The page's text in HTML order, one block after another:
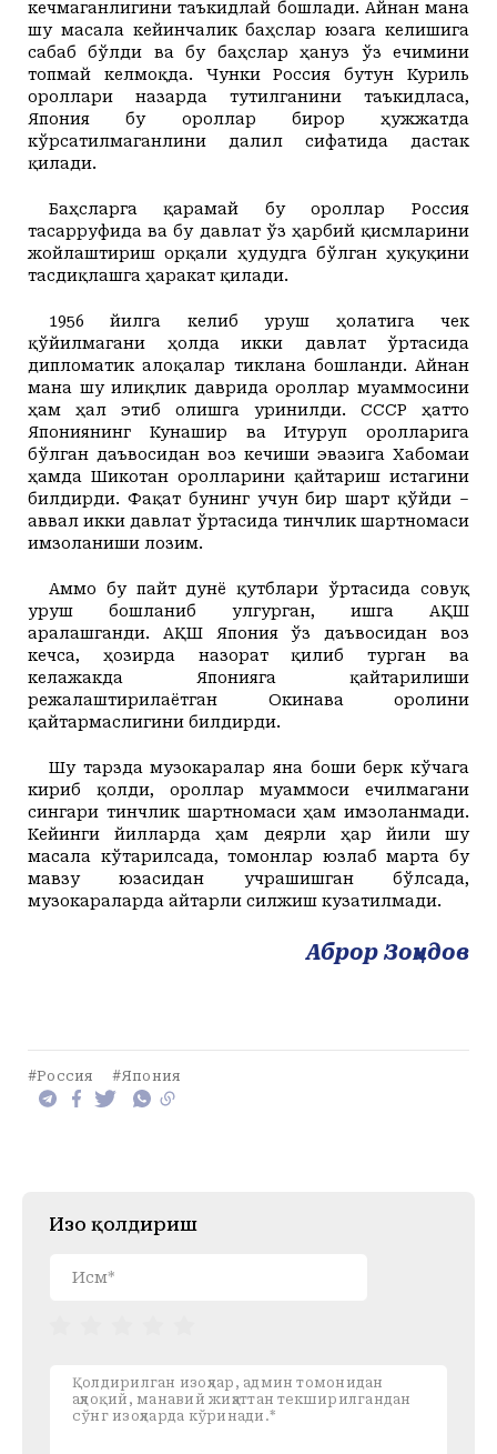
кечмаганлигини таъкидлай бошлади. Айнан мана
шу масала кейинчалик баҳслар юзага келишига
сабаб бўлди ва бу баҳслар ҳануз ўз ечимини
топмай келмоқда. Чунки Россия бутун Куриль
ороллари назарда тутилганини таъкидласа,
Япония бу ороллар бирор ҳужжатда
кўрсатилмаганлини далил сифатида дастак
қилади.
Баҳсларга қарамай бу ороллар Россия
тасарруфида ва бу давлат ўз ҳарбий қисмларини
жойлаштириш орқали ҳудудга бўлган ҳуқуқини
тасдиқлашга ҳаракат қилади.
1956 йилга келиб уруш ҳолатига чек
қўйилмагани ҳолда икки давлат ўртасида
дипломатик алоқалар тиклана бошланди. Айнан
мана шу илиқлик даврида ороллар муаммосини
ҳам ҳал этиб олишга уринилди. СССР ҳатто
Япониянинг Кунашир ва Итуруп оролларига
бўлган даъвосидан воз кечиши эвазига Хабомаи
ҳамда Шикотан оролларини қайтариш истагини
билдирди. Фақат бунинг учун бир шарт қўйди –
аввал икки давлат ўртасида тинчлик шартномаси
имзоланиши лозим.
Аммо бу пайт дунё қутблари ўртасида совуқ
уруш бошланиб улгурган, ишга АҚШ
аралашганди. АҚШ Япония ўз даъвосидан воз
кечса, ҳозирда назорат қилиб турган ва
келажакда Японияга қайтарилиши
режалаштирилаётган Окинава оролини
қайтармаслигини билдирди.
Шу тарзда музокаралар яна боши берк кўчага
кириб қолди, ороллар муаммоси ечилмагани
сингари тинчлик шартномаси ҳам имзоланмади.
Кейинги йилларда ҳам деярли ҳар йили шу
масала кўтарилсада, томонлар юзлаб марта бу
мавзу юзасидан учрашишган бўлсада,
музокараларда айтарли силжиш кузатилмади.
Аброр Зоҳидов
#Россия #Япония
Изоҳ қолдириш